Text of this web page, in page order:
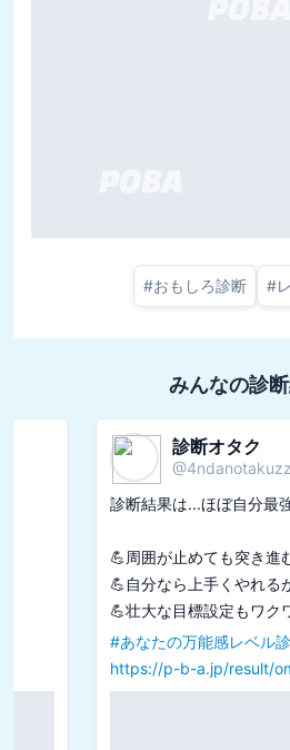
#おもしろ診断 #
みんなの診
診断オタク
4ndanotakuzzz
診断結果は...ほぼ自分最強思考でし
💪周囲が止めても突き進む
💪自分なら上手くやれるが前提
あなたの万能感レベル診断
https://p-b-a.jp/result/omnipotent/